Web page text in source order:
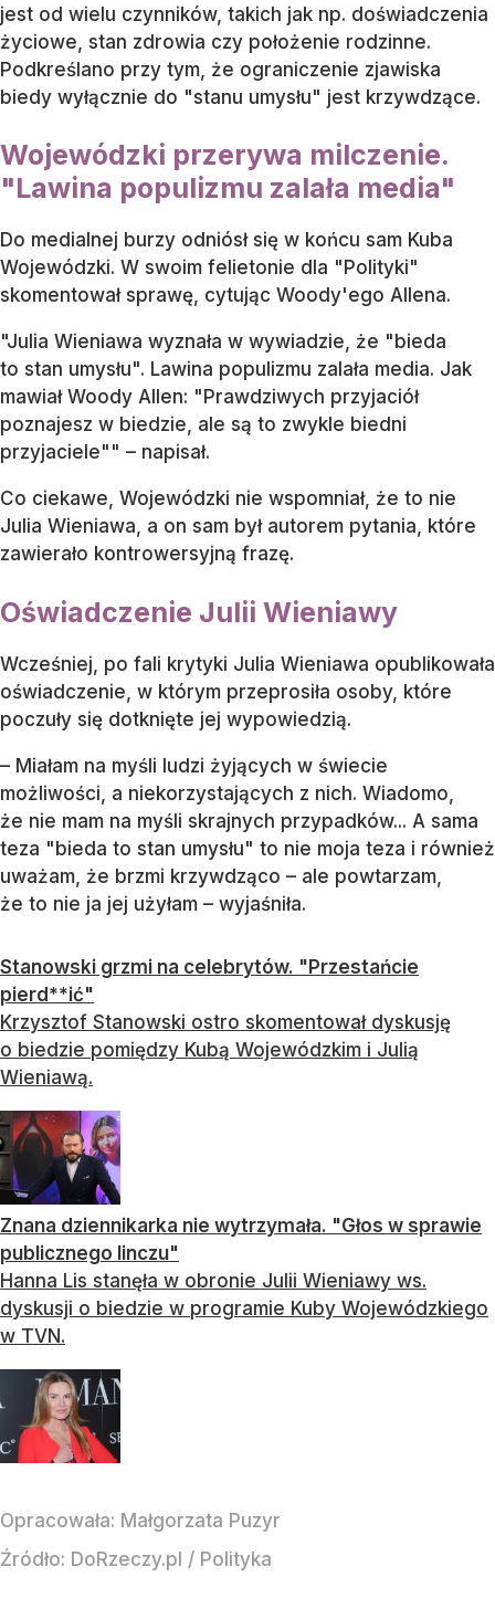
jest od wielu czynników, takich jak np. doświadczenia
życiowe, stan zdrowia czy położenie rodzinne.
Podkreślano przy tym, że ograniczenie zjawiska
biedy wyłącznie do "stanu umysłu" jest krzywdzące.
Wojewódzki przerywa milczenie.
"Lawina populizmu zalała media"
Do medialnej burzy odniósł się w końcu sam Kuba
Wojewódzki. W swoim felietonie dla "Polityki"
skomentował sprawę, cytując Woody'ego Allena.
"Julia Wieniawa wyznała w wywiadzie, że "bieda
to stan umysłu". Lawina populizmu zalała media. Jak
mawiał Woody Allen: "Prawdziwych przyjaciół
poznajesz w biedzie, ale są to zwykle biedni
przyjaciele"" – napisał.
Co ciekawe, Wojewódzki nie wspomniał, że to nie
Julia Wieniawa, a on sam był autorem pytania, które
zawierało kontrowersyjną frazę.
Oświadczenie Julii Wieniawy
Wcześniej, po fali krytyki Julia Wieniawa opublikowała
oświadczenie, w którym przeprosiła osoby, które
poczuły się dotknięte jej wypowiedzią.
– Miałam na myśli ludzi żyjących w świecie
możliwości, a niekorzystających z nich. Wiadomo,
że nie mam na myśli skrajnych przypadków... A sama
teza "bieda to stan umysłu" to nie moja teza i również
uważam, że brzmi krzywdząco – ale powtarzam,
że to nie ja jej użyłam – wyjaśniła.
Stanowski grzmi na celebrytów. "Przestańcie
pierd**ić"
Krzysztof Stanowski ostro skomentował dyskusję
o biedzie pomiędzy Kubą Wojewódzkim i Julią
Wieniawą.
Znana dziennikarka nie wytrzymała. "Głos w sprawie
publicznego linczu"
Hanna Lis stanęła w obronie Julii Wieniawy ws.
dyskusji o biedzie w programie Kuby Wojewódzkiego
w TVN.
Opracowała: Małgorzata Puzyr
Źródło: DoRzeczy.pl / Polityka